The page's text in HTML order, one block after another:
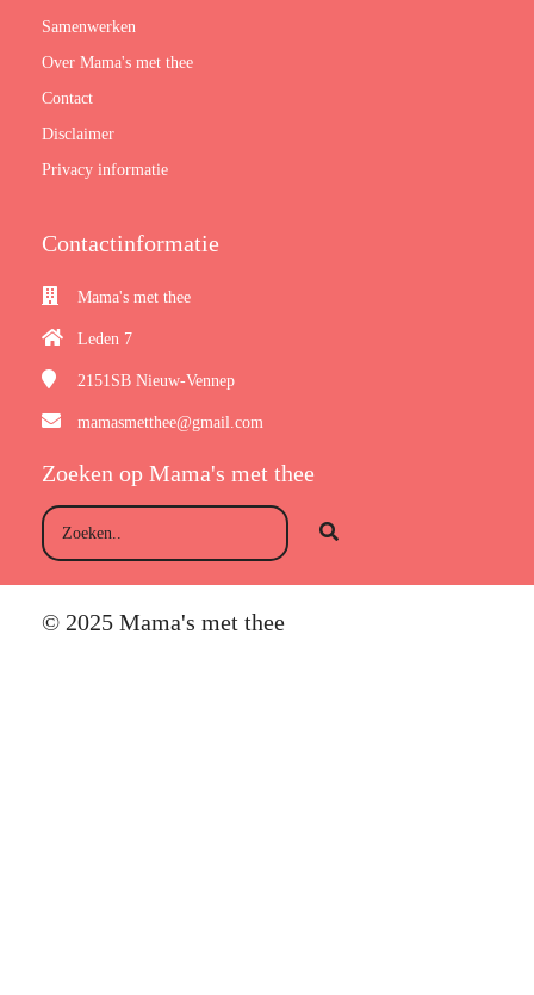
Samenwerken
Over Mama's met thee
Contact
Disclaimer
Privacy informatie
Contactinformatie
Mama's met thee
Leden 7
2151SB Nieuw-Vennep
mamasmetthee@gmail.com
Zoeken op Mama's met thee
© 2025 Mama's met thee